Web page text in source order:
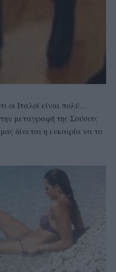
οι Ιταλοί είναι πολύ…
μεταγραφή της Σούσιτς
δίνεται η ευκαιρία να το